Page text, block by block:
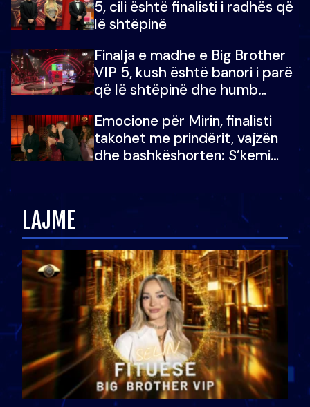
5, cili është finalisti i radhës që
lë shtëpinë
Finalja e madhe e Big Brother
VIP 5, kush është banori i parë
që lë shtëpinë dhe humb
çmimin e madh
Emocione për Mirin, finalisti
takohet me prindërit, vajzën
dhe bashkëshorten: S’kemi
LAJME